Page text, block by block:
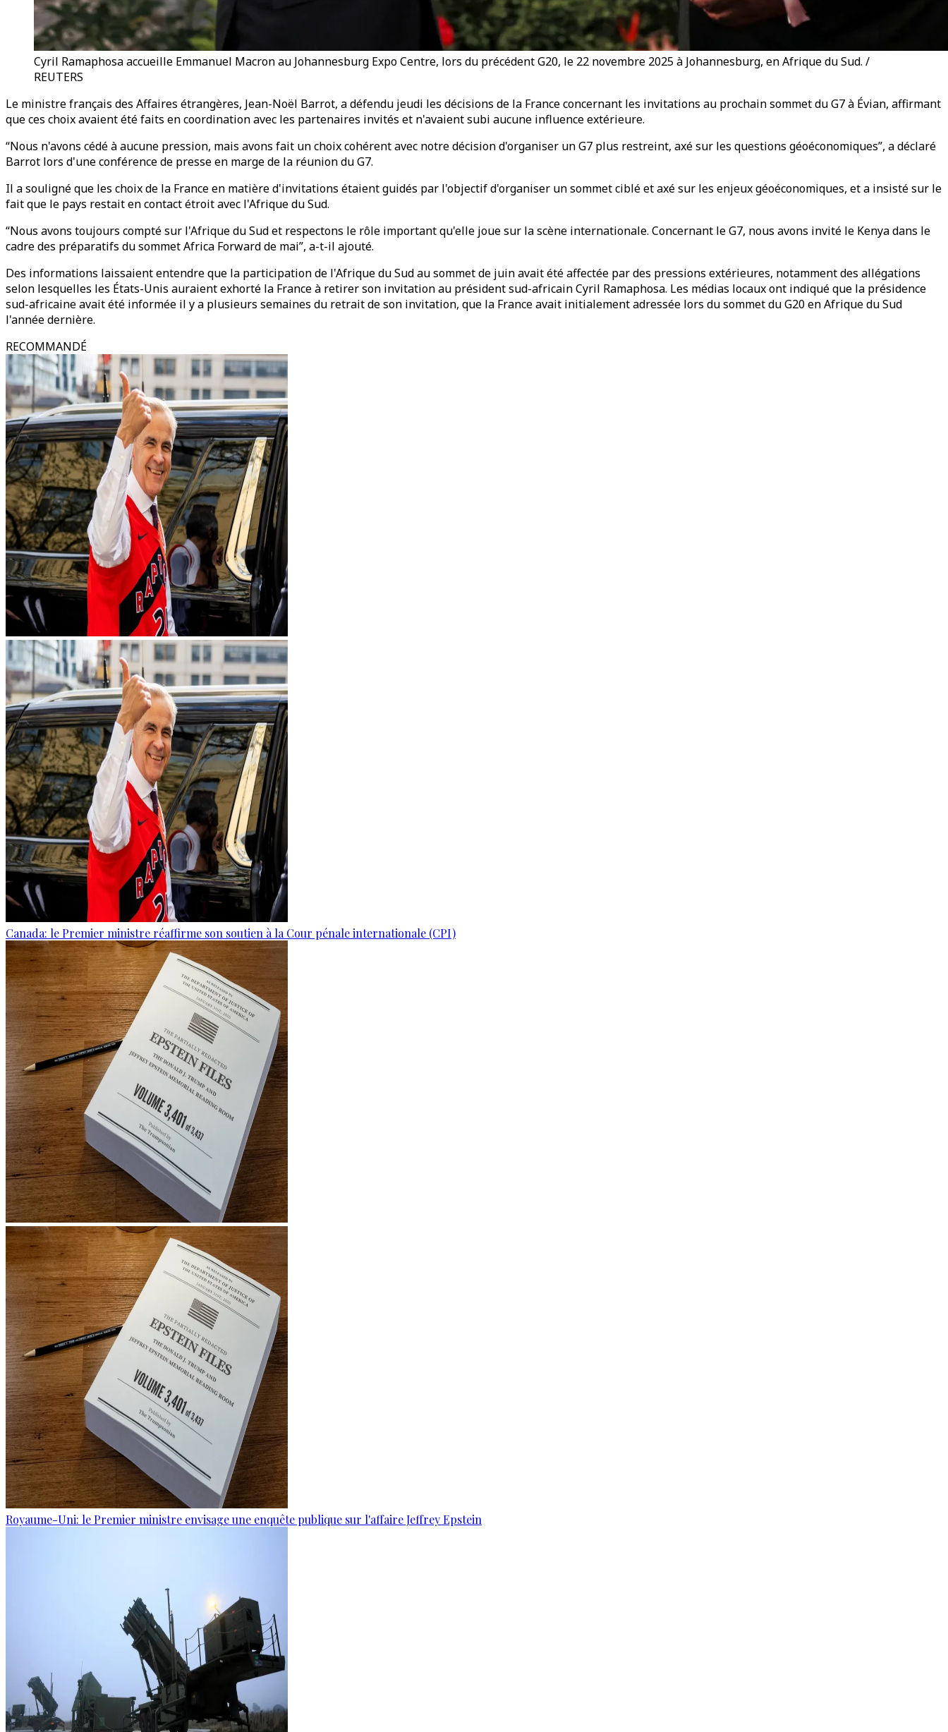
Cyril Ramaphosa accueille Emmanuel Macron au Johannesburg Expo Centre, lors du précédent G20, le 22 novembre 2025 à Johannesburg, en Afrique du Sud. /
REUTERS
Le ministre français des Affaires étrangères, Jean-Noël Barrot, a défendu jeudi les décisions de la France concernant les invitations au prochain sommet du G7 à Évian, affirmant
que ces choix avaient été faits en coordination avec les partenaires invités et n'avaient subi aucune influence extérieure.
“Nous n'avons cédé à aucune pression, mais avons fait un choix cohérent avec notre décision d'organiser un G7 plus restreint, axé sur les questions géoéconomiques”, a déclaré
Barrot lors d'une conférence de presse en marge de la réunion du G7.
Il a souligné que les choix de la France en matière d'invitations étaient guidés par l'objectif d'organiser un sommet ciblé et axé sur les enjeux géoéconomiques, et a insisté sur le
fait que le pays restait en contact étroit avec l'Afrique du Sud.
“Nous avons toujours compté sur l'Afrique du Sud et respectons le rôle important qu'elle joue sur la scène internationale. Concernant le G7, nous avons invité le Kenya dans le
cadre des préparatifs du sommet Africa Forward de mai”, a-t-il ajouté.
Des informations laissaient entendre que la participation de l'Afrique du Sud au sommet de juin avait été affectée par des pressions extérieures, notamment des allégations
selon lesquelles les États-Unis auraient exhorté la France à retirer son invitation au président sud-africain Cyril Ramaphosa. Les médias locaux ont indiqué que la présidence
sud-africaine avait été informée il y a plusieurs semaines du retrait de son invitation, que la France avait initialement adressée lors du sommet du G20 en Afrique du Sud
l'année dernière.
RECOMMANDÉ
Canada: le Premier ministre réaffirme son soutien à la Cour pénale internationale (CPI)
Royaume-Uni: le Premier ministre envisage une enquête publique sur l'affaire Jeffrey Epstein